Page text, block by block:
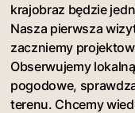
krajobraz będzie
Nasza pierwsza
zaczniemy
Obserwujemy
pogodowe,
terenu. Chcemy